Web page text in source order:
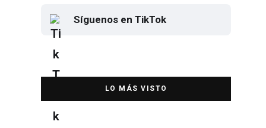
Síguenos en TikTok
DESTACADA
Elton John regresa a CDMX para
despedirse en el Estadio Banorte